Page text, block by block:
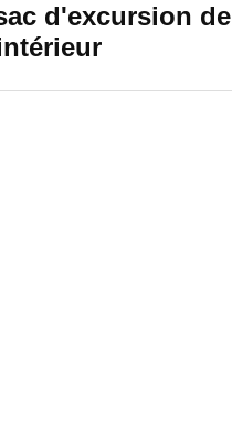
d'excursion de